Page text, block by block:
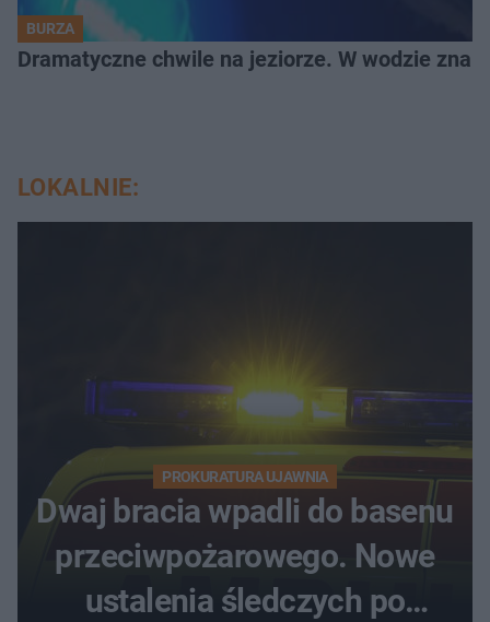
BURZA
Dramatyczne chwile na jeziorze. W wodzie
LOKALNIE:
PROKURATURA UJAWNIA
Dwaj bracia wpadli do basenu
przeciwpożarowego. Nowe
ustalenia śledczych po